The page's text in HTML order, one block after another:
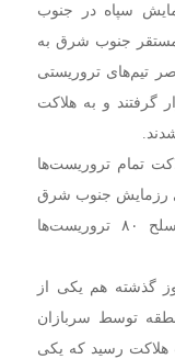
سپاه در جنوب
مستقر جنوب شرق به
تیم‌های تروریستی
گرفتند ‌‌و به هلاکت
تمام تروریست‌ها
رزمایش جنوب شرق
‌در اقدامات عملیاتی مشترک‌ نیروهای مسلح ۸۰ تروریست‌ها
گذشته هم یکی از
توسط سربازان
هلاکت رسید‌ که یکی